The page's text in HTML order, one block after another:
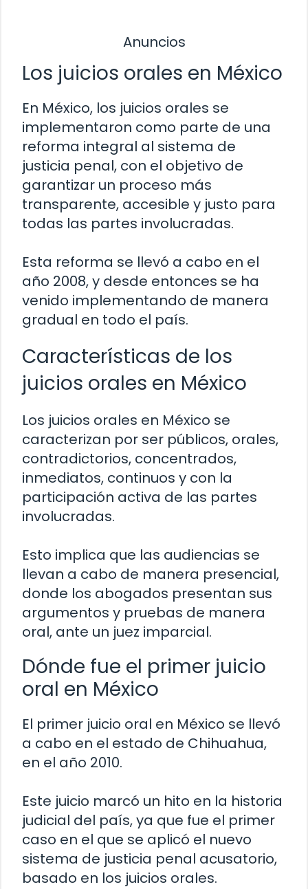
Anuncios
Los juicios orales en México
En México, los juicios orales se
implementaron como parte de una
reforma integral al sistema de
justicia penal, con el objetivo de
garantizar un proceso más
transparente, accesible y justo para
todas las partes involucradas.
Esta reforma se llevó a cabo en el
año 2008, y desde entonces se ha
venido implementando de manera
gradual en todo el país.
Características de los
juicios orales en México
Los juicios orales en México se
caracterizan por ser públicos, orales,
contradictorios, concentrados,
inmediatos, continuos y con la
participación activa de las partes
involucradas.
Esto implica que las audiencias se
llevan a cabo de manera presencial,
donde los abogados presentan sus
argumentos y pruebas de manera
oral, ante un juez imparcial.
Dónde fue el primer juicio
oral en México
El primer juicio oral en México se llevó
a cabo en el estado de Chihuahua,
en el año 2010.
Este juicio marcó un hito en la historia
judicial del país, ya que fue el primer
caso en el que se aplicó el nuevo
sistema de justicia penal acusatorio,
basado en los juicios orales.